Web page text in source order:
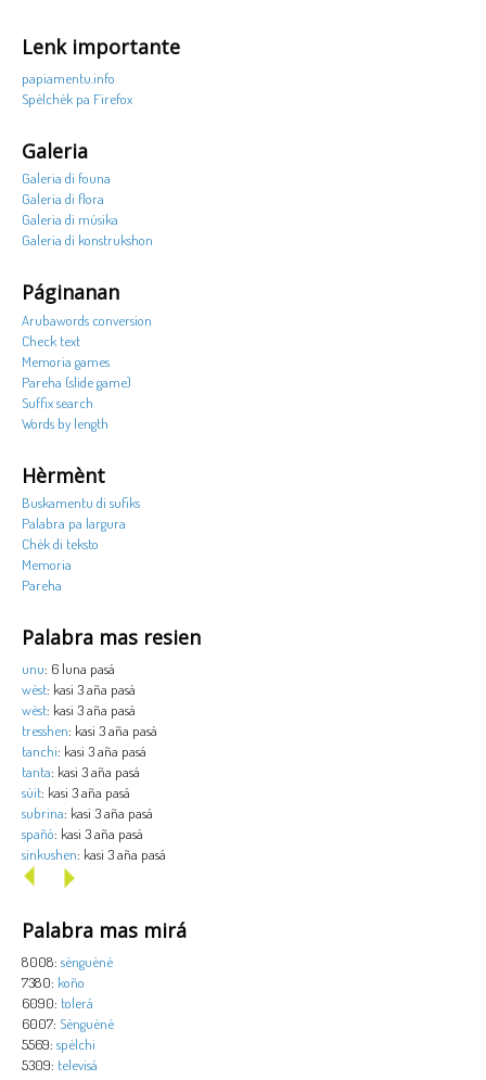
Lenk importante
papiamentu.info
Spèlchèk pa Firefox
Galeria
Galeria di founa
Galeria di flora
Galeria di músika
Galeria di konstrukshon
Páginanan
Arubawords conversion
Check text
Memoria games
Pareha (slide game)
Suffix search
Words by length
Hèrmènt
Buskamentu di sufiks
Palabra pa largura
Chèk di teksto
Memoria
Pareha
Palabra mas resien
unu: 6 luna pasá
wèst: kasi 3 aña pasá
wèst: kasi 3 aña pasá
tresshen: kasi 3 aña pasá
tanchi: kasi 3 aña pasá
tanta: kasi 3 aña pasá
sùit: kasi 3 aña pasá
subrina: kasi 3 aña pasá
spañó: kasi 3 aña pasá
sinkushen: kasi 3 aña pasá
Palabra mas mirá
8008: sènguènè
7380: koño
6090: tolerá
6007: Sènguènè
5569: spèlchi
5309: televisá